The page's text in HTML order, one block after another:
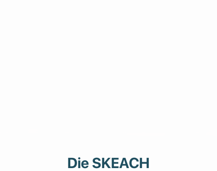
Die SKEACH